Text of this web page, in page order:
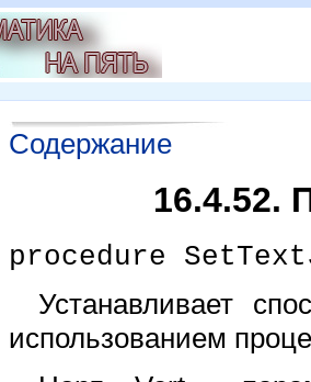
Содержание
16.4.52.
procedure
Устанавливает
использованием